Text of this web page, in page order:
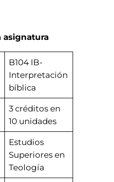
asignatura
B104 IB-
Interpretación
bíblica
3 créditos en
10 unidades
Estudios
Superiores en
Teología